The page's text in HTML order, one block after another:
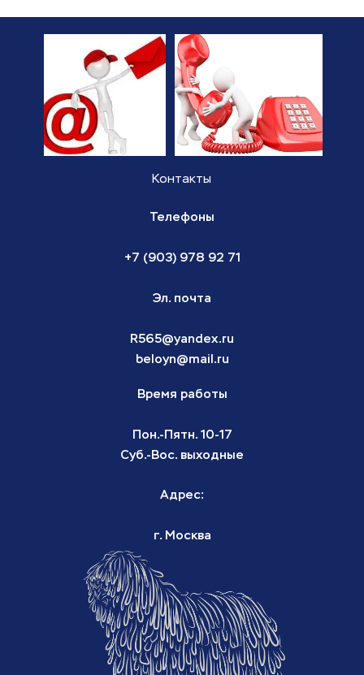
Контакты
Телефоны
+7 (903) 978 92 71
Эл. почта
R565@yandex.ru
beloyn@mail.ru
Время работы
Пон.-Пятн. 10-17
Суб.-Вос. выходные
Адрес:
г. Москва